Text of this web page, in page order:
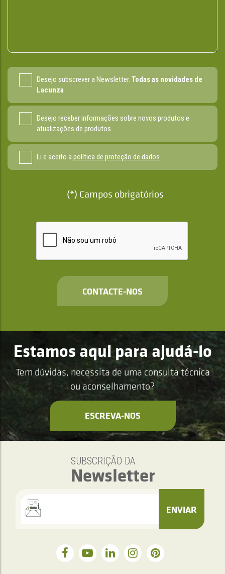
Desejo subscrever a Newsletter. Todas as novidades de
Lacunza
Desejo receber informações sobre novos produtos e
atualizações de produtos
Li e aceito apolítica de proteção de dados
(*) Campos obrigatórios
CONTACTE-NOS
Estamos aqui para ajudá-lo
Tem dúvidas, necessita de uma consulta técnica
ou aconselhamento?
ESCREVA-NOS
SUBSCRIÇÃO DA
Newsletter
ENVIAR